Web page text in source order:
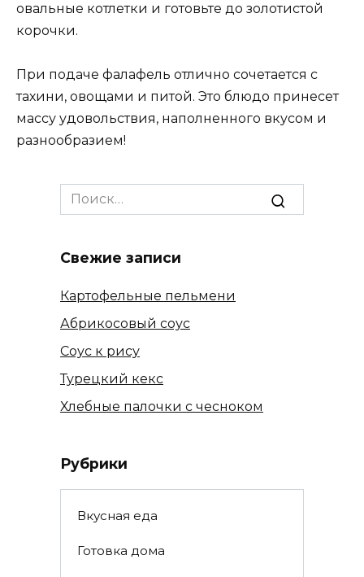
овальные котлетки и готовьте до золотистой
корочки.
При подаче фалафель отлично сочетается с
тахини, овощами и питой. Это блюдо принесет
массу удовольствия, наполненного вкусом и
разнообразием!
Search
for:
Свежие записи
Картофельные пельмени
Абрикосовый соус
Соус к рису
Турецкий кекс
Хлебные палочки с чесноком
Рубрики
Вкусная еда
Готовка дома